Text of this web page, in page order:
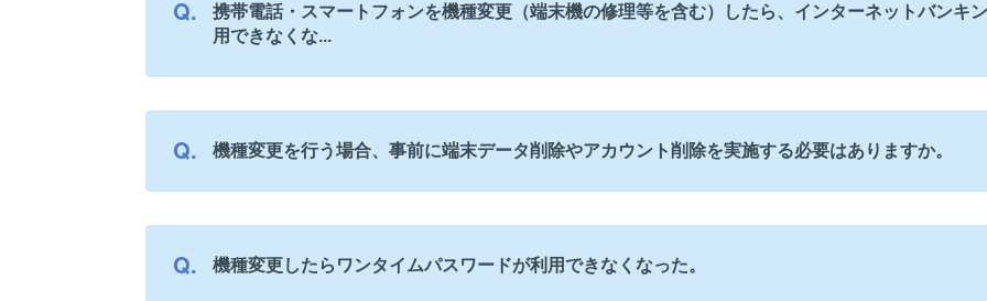
携帯電話・スマートフォンを機種変更（端末機の修理等を含む）したら、インターネットバンキ
用できなくな...
機種変更を行う場合、事前に端末データ削除やアカウント削除を実施する必要はありますか。
機種変更したらワンタイムパスワードが利用できなくなった。